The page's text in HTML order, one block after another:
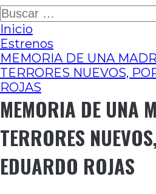
Ir
al
contenido
Buscar:
Inicio
Estrenos
MEMORIA DE UNA
TERRORES NUEVOS,
ROJAS
MEMORIA DE UNA
TERRORES
EDUARDO ROJAS